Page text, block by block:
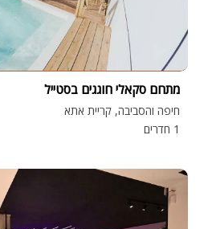
מתחם סקאלי חוגגים בסטייל
חיפה והסביבה, קריית אתא
1 חדרים